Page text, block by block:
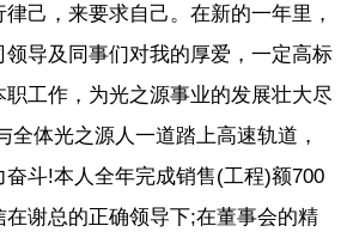
己，来要求自己。在新的一年里，
导及同事们对我的厚爱，一定高标
工作，为光之源事业的发展壮大尽
全体光之源人一道踏上高速轨道，
斗!本人全年完成销售(工程)额700
谢总的正确领导下;在董事会的精